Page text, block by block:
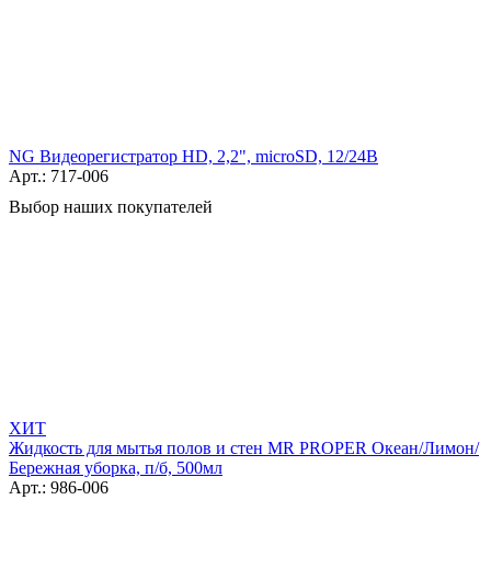
NG Видеорегистратор HD, 2,2", microSD, 12/24В
Арт.: 717-006
Выбор наших покупателей
ХИТ
Жидкость для мытья полов и стен MR PROPER Океан/Лимон/
Бережная уборка, п/б, 500мл
Арт.: 986-006